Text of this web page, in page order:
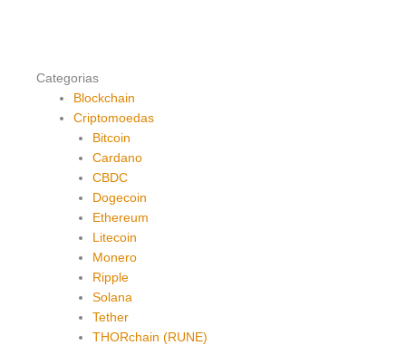
Categorias
Blockchain
Criptomoedas
Bitcoin
Cardano
CBDC
Dogecoin
Ethereum
Litecoin
Monero
Ripple
Solana
Tether
THORchain (RUNE)